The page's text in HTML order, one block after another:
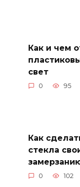
Как и чем
свет
0 95
Как
стекла
0 102